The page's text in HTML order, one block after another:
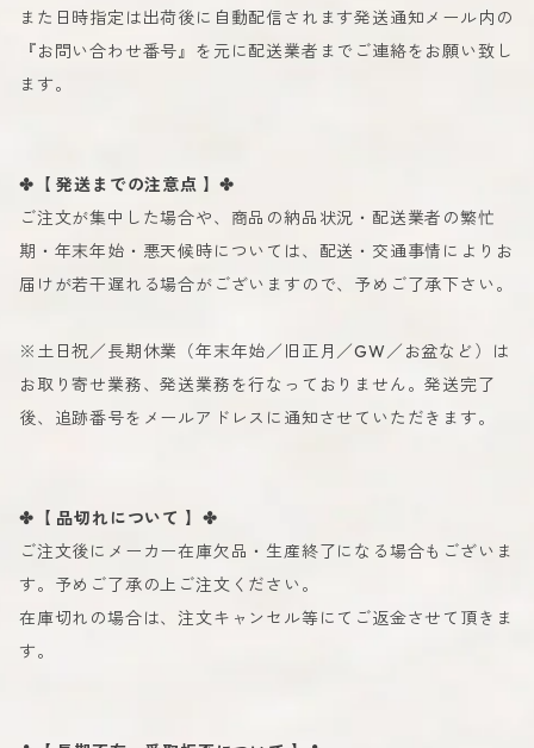
また日時指定は出荷後に自動配信されます発送通知メール内の
『お問い合わせ番号』を元に配送業者までご連絡をお願い致し
ます。
✤【 発送までの注意点 】✤
ご注文が集中した場合や、商品の納品状況・配送業者の繁忙
期・年末年始・悪天候時については、配送・交通事情によりお
届けが若干遅れる場合がございますので、予めご了承下さい。
※土日祝／長期休業（年末年始／旧正月／GW／お盆など）は
お取り寄せ業務、発送業務を行なっておりません。発送完了
後、追跡番号をメールアドレスに通知させていただきます。
✤【 品切れについて 】✤
ご注文後にメーカー在庫欠品・生産終了になる場合もございま
す。予めご了承の上ご注文ください。
在庫切れの場合は、注文キャンセル等にてご返金させて頂きま
す。